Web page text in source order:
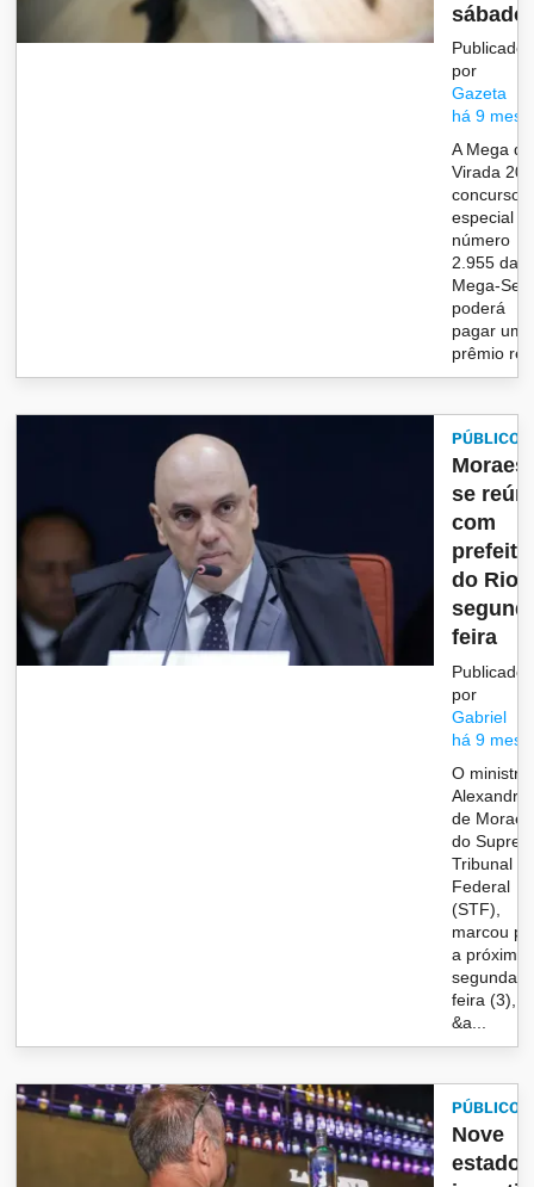
sábado
Publicado
por
Gazeta
há 9
A Mega da
Virada
concurso
especial
número
2.955 da
Mega-
poderá
pagar um
prêmio
PÚBLICO
Moraes
se
com
prefeito
do Rio
feira
Publicado
por
Gabriel
há 9
O ministro
Alexandre
de
do
Tribunal
Federal
(STF),
marcou
a próxima
segunda-
feira (3),
&a...
PÚBLICO
Nove
estados